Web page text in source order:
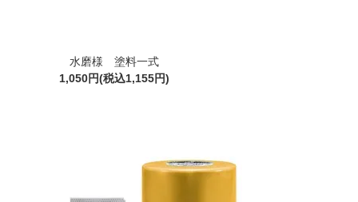
水磨様 塗料一式
1,050円(税込1,155円)